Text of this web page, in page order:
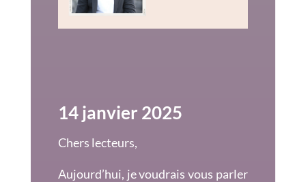
14 janvier 2025
Chers lecteurs,
Aujourd’hui, je voudrais vous parler